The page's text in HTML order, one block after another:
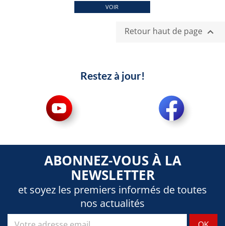
VOIR
Retour haut de page 
Restez à jour!
ABONNEZ-VOUS À LA
NEWSLETTER
et soyez les premiers informés de toutes
nos actualités